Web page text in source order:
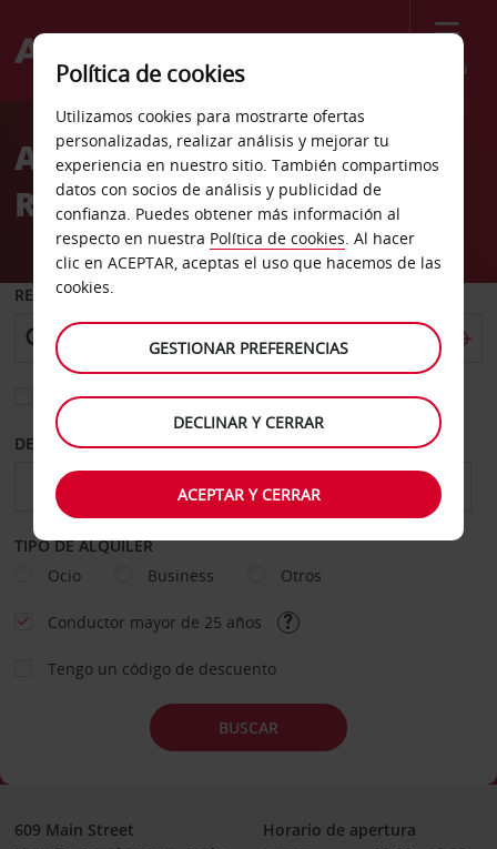
Menú
Welcome
AvisAlquiler de coches
Reisterstown
RECOGER EN
Elegir otra oficina de devolución
DESDE HASTA
TIPO DE ALQUILER
Ocio
Business Otros
Conductor mayor de 25 años
Tengo un código de descuento
BUSCAR
609 Main Street
Horario de apertura
Política de cookies
Utilizamos cookies para mostrarte ofertas
personalizadas, realizar análisis y mejorar tu
experiencia en nuestro sitio. También compartimos
datos con socios de análisis y publicidad de
confianza. Puedes obtener más información al
respecto en nuestra Política de cookies. Al hacer
clic en ACEPTAR, aceptas el uso que hacemos de las
cookies.
GESTIONAR PREFERENCIAS
DECLINAR Y CERRAR
ACEPTAR Y CERRAR